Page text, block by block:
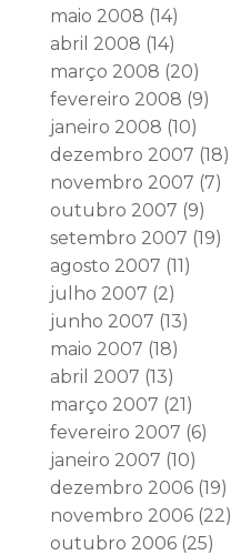
maio 2008 (14)
abril 2008 (14)
março 2008 (20)
fevereiro 2008 (9)
janeiro 2008 (10)
dezembro 2007 (18)
novembro 2007 (7)
outubro 2007 (9)
setembro 2007 (19)
agosto 2007 (11)
julho 2007 (2)
junho 2007 (13)
maio 2007 (18)
abril 2007 (13)
março 2007 (21)
fevereiro 2007 (6)
janeiro 2007 (10)
dezembro 2006(19)
novembro 2006(22)
outubro 2006(25)